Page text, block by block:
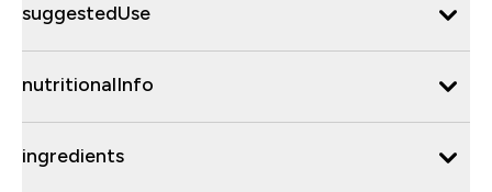
suggestedUse
nutritionalInfo
ingredients